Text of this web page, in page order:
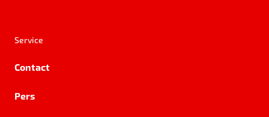
Service
Contact
Pers